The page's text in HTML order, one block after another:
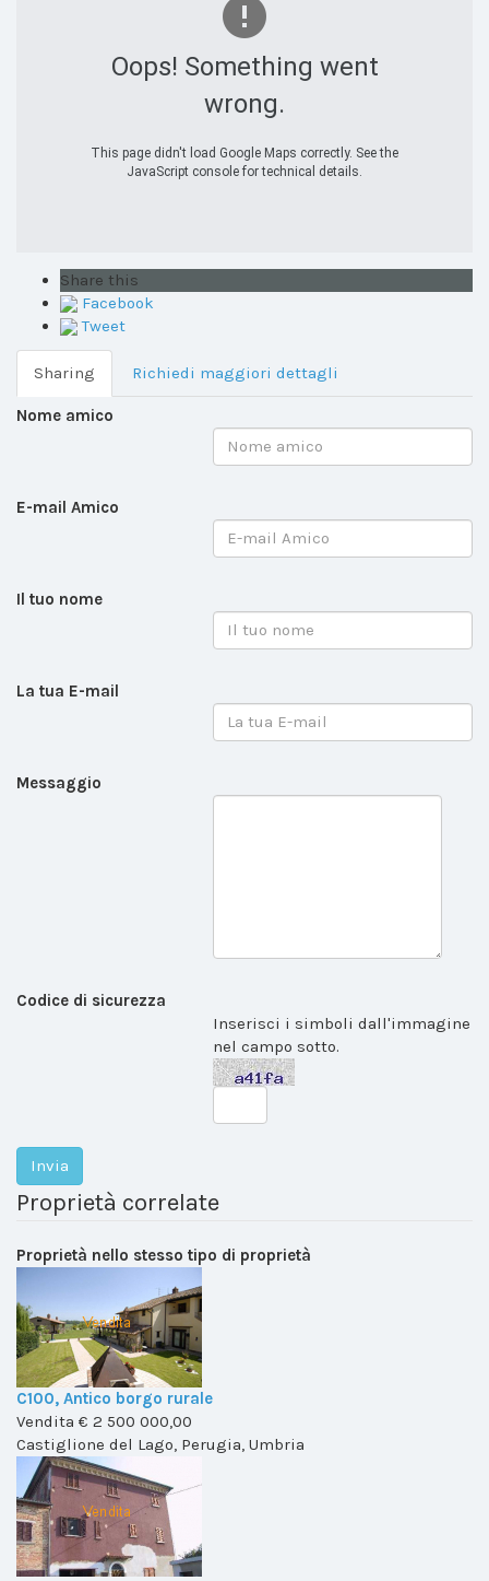
Oops! Something went
wrong.
This page didn't load Google Maps correctly. See the
JavaScript console for technical details.
Share this
Facebook
Tweet
Sharing Richiedi maggiori dettagli
Nome amico
E-mail Amico
Il tuo nome
La tua E-mail
Messaggio
Codice di sicurezza
Inserisci i simboli dall'immagine
nel campo sotto.
Proprietà correlate
Proprietà nello stesso tipo di proprietà
C100, Antico borgo rurale
Vendita € 2 500 000,00
Castiglione del Lago, Perugia, Umbria